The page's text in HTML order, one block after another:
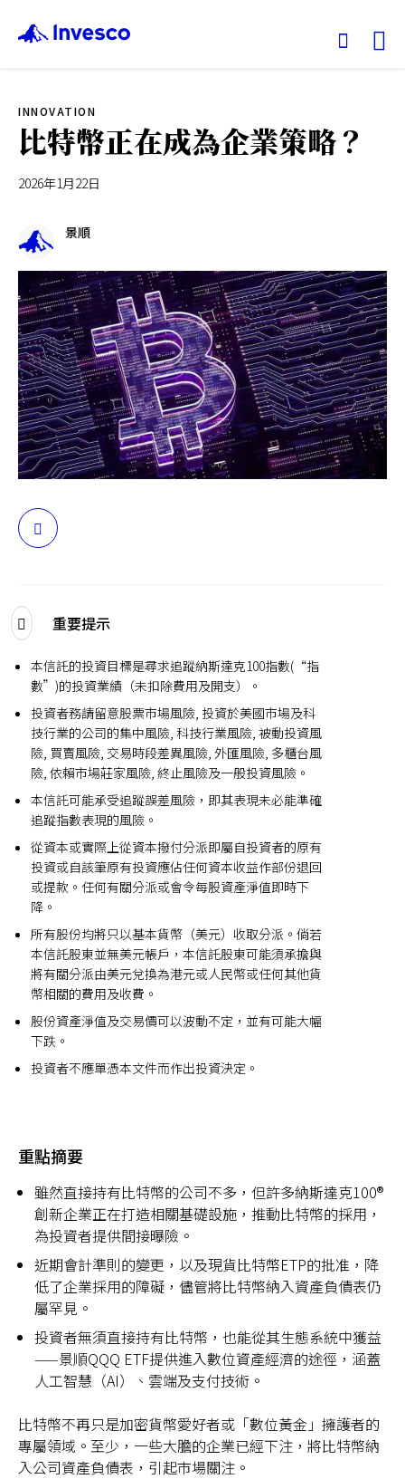
我們的基金
投資觀點
投資教育
關於景順
香港
English
聯絡我們
登入
INNOVATION
比特幣正在成為企業策略？
2026年1月22日
景順
分
重要提示
本信託的投資目標是尋求追蹤納斯達克100指數(“指
數”)的投資業績（未扣除費用及開支）。
投資者務請留意股票市場風險, 投資於美國市場及科
技行業的公司的集中風險, 科技行業風險, 被動投資風
險, 買賣風險, 交易時段差異風險, 外匯風險, 多櫃台風
險, 依賴市場莊家風險, 終止風險及一般投資風險。
本信託可能承受追蹤誤差風險，即其表現未必能準確
追蹤指數表現的風險。
從資本或實際上從資本撥付分派即屬自投資者的原有
投資或自該筆原有投資應佔任何資本收益作部份退回
或提款。任何有關分派或會令每股資產淨值即時下
降。
所有股份均將只以基本貨幣（美元）收取分派。倘若
本信託股東並無美元帳戶，本信託股東可能須承擔與
將有關分派由美元兌換為港元或人民幣或任何其他貨
幣相關的費用及收費。
股份資產淨值及交易價可以波動不定，並有可能大幅
下跌。
投資者不應單憑本文件而作出投資決定。
重點摘要
雖然直接持有比特幣的公司不多，但許多納斯達克100®
創新企業正在打造相關基礎設施，推動比特幣的採用，
為投資者提供間接曝險。
近期會計準則的變更，以及現貨比特幣ETP的批准，降
低了企業採用的障礙，儘管將比特幣納入資產負債表仍
屬罕見。
投資者無須直接持有比特幣，也能從其生態系統中獲益
——景順QQQ ETF提供進入數位資產經濟的途徑，涵蓋
人工智慧（AI）、雲端及支付技術。
比特幣不再只是加密貨幣愛好者或「數位黃金」擁護者的
專屬領域。至少，一些大膽的企業已經下注，將比特幣納
入公司資產負債表，引起市場關注。